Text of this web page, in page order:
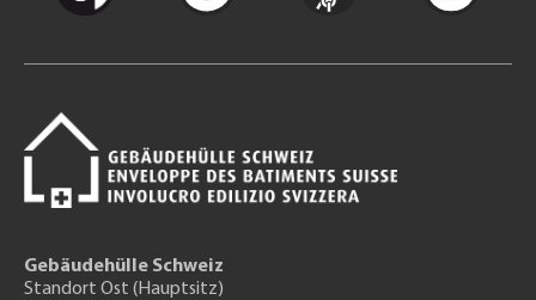
Gebäudehülle Schweiz
Standort Ost (Hauptsitz)